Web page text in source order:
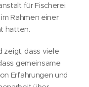
für Fischerei
Rahmen einer
hatten.
zeigt, dass viele
gemeinsame
Erfahrungen und